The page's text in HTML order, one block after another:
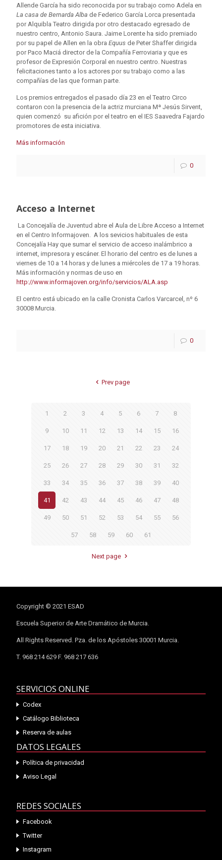
Allende García ha sido reconocida por su trabajo como Adela en
La casa de Bernarda Alba de Federico García Lorca presentada
por Alquibla Teatro dirigida por otro destacado egresado de
nuestro centro, Antonio Saura. Jaime Lorente ha sido premiado
por su papel de Allen en la obra Equus de Peter Shaffer dirigida
por Paco Maciá director de la Compañía Ferroviaria y que es
profesor de Expresión Corporal en nuestro centro. Nuestras
felicitaciones tanto a los actores por su trabajo como a las
compañías de las que forman parte.
Los premios entregados el pasado día 23 en el Teatro Circo
contaron con la presencia de la actriz murciana Mª Jesús Sirvent,
quien comenzó su afición por el teatro en el IES Saavedra Fajardo
promotores de esta iniciativa.
Más información
0
Acceso a Internet
La Concejalía de Juventud abre el Aula de Libre Acceso a Internet
en el Centro Informajoven. A los sevicios habituales de esta
Concejalía Hay que sumar el servicio de acceso inalámbrico a
internet, impresora y escáner. El horario del centro es de lunes a
viernes de 10 a 14 horas y de lunes a miércoles de 17 a 19 horas.
Más información y normas de uso en
http://www.informajoven.org/info/servicios/ALA.asp
El centro está ubicado en la calle Cronista Carlos Varcarcel, nº 6
30008 Murcia.
0
Prev page
1 2 3 4 5 6 7 8
9 10 11 12 13 14 15 16
17 18 19 20 21 22 23 24
25 26 27 28 29 30 31 32
33 34 35 36 37 38 39 40
41 42 43 44 45 46 47 48
49 50 51 52 53 54 55 56
57 58 59 60 61
Next page
Copyright © 2021 ESAD
Escuela Superior de Arte Dramático de Murcia.
All Rights Reserved. Pza. de los Apóstoles 30001 Murcia.
T. 968 214 629 F. 968 217 636
SERVICIOS ONLINE
Codex
Catálogo Biblioteca
Reserva de aulas
DATOS LEGALES
Política de privacidad
Aviso Legal
REDES SOCIALES
Facebook
Twitter
Instagram